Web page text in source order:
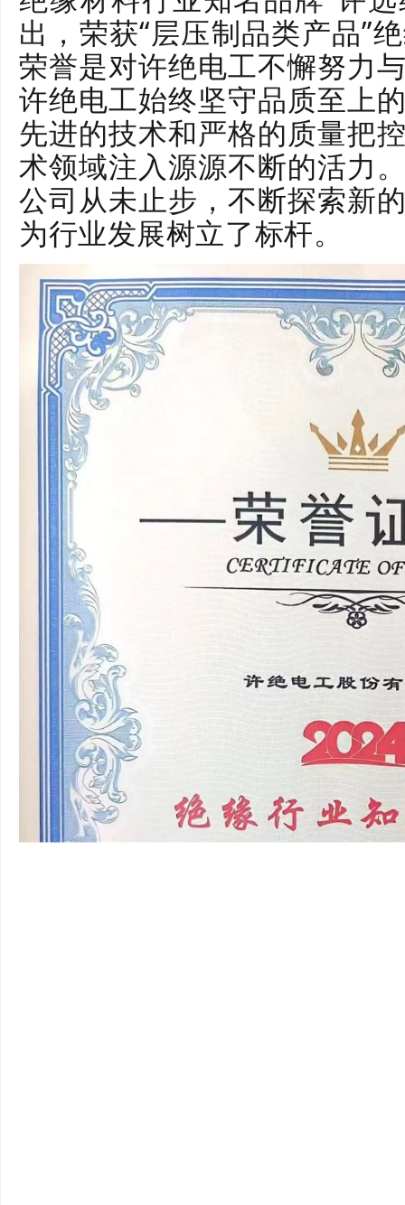
出，荣获“层压制品类产品”
荣誉是对许绝电工不懈努力
许绝电工始终坚守品质至上
先进的技术和严格的质量把
术领域注入源源不断的活力
公司从未止步，不断探索新
为行业发展树立了标杆。